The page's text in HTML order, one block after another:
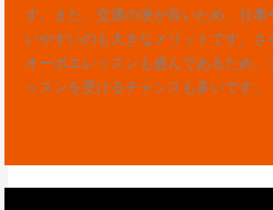
す。また、交通の便が良いため、仕事
いやすいのも大きなメリットです。さ
オーボエレッスンも盛んであるため、
ッスンを受けるチャンスも多いです。